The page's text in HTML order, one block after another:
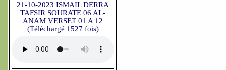
21-10-2023 ISMAIL DERRA
TAFSIR SOURATE 06 AL-
ANAM VERSET 01 A 12
(Téléchargé 1527 fois)